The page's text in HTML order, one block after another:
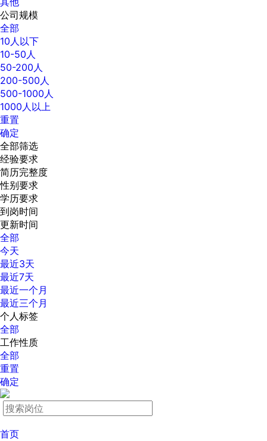
公司规模
全部
10人以下
10-50人
50-200人
200-500人
500-1000人
1000人以上
重置
确定
全部筛选
经验要求
简历完整度
性别要求
学历要求
到岗时间
更新时间
全部
今天
最近3天
最近7天
最近一个月
最近三个月
个人标签
全部
工作性质
全部
重置
确定
首页